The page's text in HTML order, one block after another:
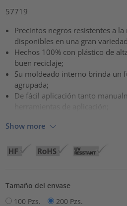
57719
Precintos negros resistentes a
disponibles en una gran
Hechos 100% con plástico de
buen reciclaje;
Su moldeado interno brinda un
agrupada;
De fácil aplicación tanto
Show more
Tamaño del envase
100 Pzs.
200 Pzs.